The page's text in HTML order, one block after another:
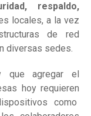
respaldo,
locales, a la vez
de red
diversas sedes.
que agregar el
hoy requieren
como